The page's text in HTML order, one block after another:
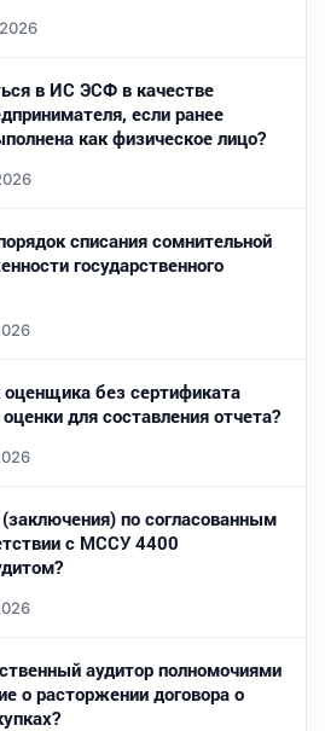
в ИС ЭСФ в качестве
если ранее
как физическое лицо?
списания сомнительной
государственного
без сертификата
для составления отчета?
по согласованным
с МССУ 4400
аудитор полномочиями
о расторжении договора о